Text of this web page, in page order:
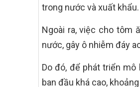
trong nước và xuất khẩu.
Ngoài ra, việc cho tôm
nước, gây ô nhiễm đáy
Do đó, để phát triển
ban đầu khá cao,